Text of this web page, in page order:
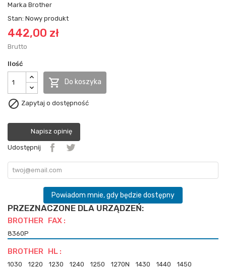
Marka Brother
Stan: Nowy produkt
442,00 zł
Brutto
Ilość
 Do koszyka
 Zapytaj o dostępność
Napisz opinię
Udostępnij
Powiadom mnie, gdy będzie dostępny
PRZEZNACZONE DLA URZĄDZEŃ:
BROTHER FAX :
8360P
BROTHER HL :
1030 1220 1230 1240 1250 1270N 1430 1440
1450